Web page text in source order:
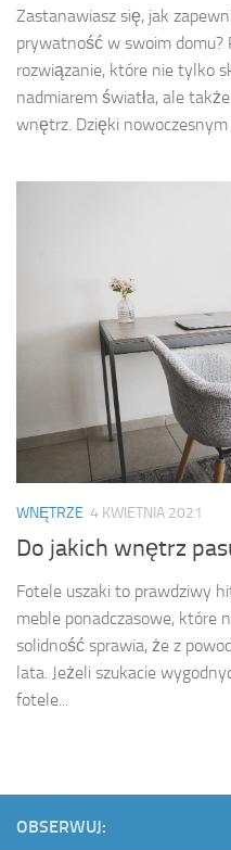
Zastanawiasz się, jak
prywatność w swoim
rozwiązanie, które nie tylko
nadmiarem światła, ale
wnętrz. Dzięki nowoczesnym
WNĘTRZE 4 KWIETNIA 2021
Do jakich wnętrz
Fotele uszaki to prawdziwy
meble ponadczasowe, które
solidność sprawia, że z
lata. Jeżeli szukacie
fotele...
OBSERWUJ: